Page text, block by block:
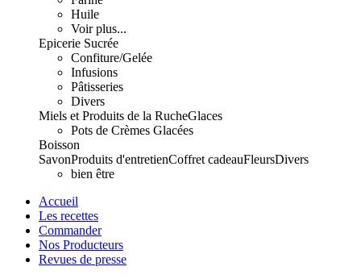
Huile
Voir plus...
Epicerie Sucrée
Confiture/Gelée
Infusions
Pâtisseries
Divers
Miels et Produits de la RucheGlaces
Pots de Crèmes Glacées
Boisson
SavonProduits d'entretienCoffret cadeauFleursDivers
bien être
Accueil
Les recettes
Commander
Nos Producteurs
Revues de presse